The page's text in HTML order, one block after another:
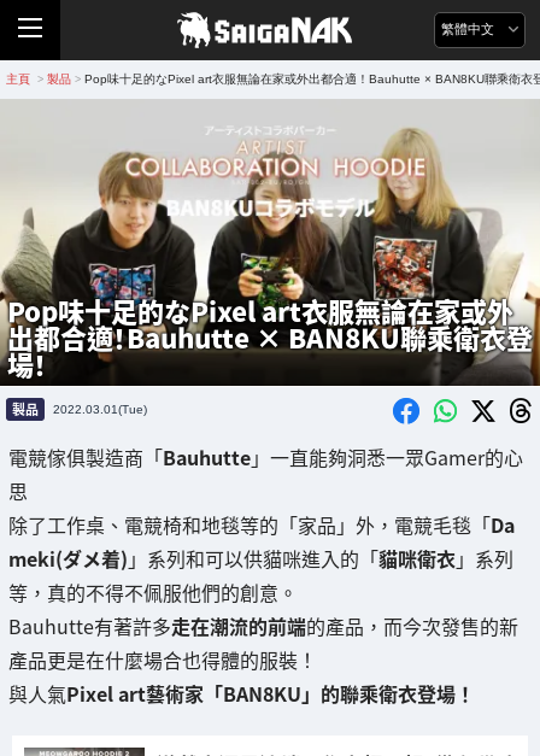
繁體中文
主頁 > 製品 > Pop味十足的なPixel art衣服無論在家或外出都合適！Bauhutte × BAN8KU聯乘衛衣
Pop味十足的なPixel art衣服無論在家或外
出都合適！Bauhutte × BAN8KU聯乘衛衣登
場！
製品 2022.03.01(Tue)
電競傢俱製造商「Bauhutte」一直能夠洞悉一眾Gamer的心
思
除了工作桌、電競椅和地毯等的「家品」外，電競毛毯「Da
meki(ダメ着) 」系列和可以供貓咪進入的「貓咪衛衣 」系列
等，真的不得不佩服他們的創意。
Bauhutte有著許多走在潮流的前端的產品，而今次發售的新
產品更是在什麼場合也得體的服裝！
與人氣Pixel art藝術家「BAN8KU」的聯乘衛衣登場！